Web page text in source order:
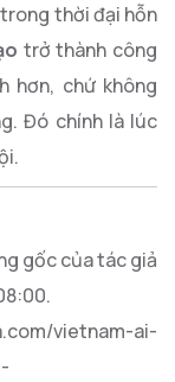
thời đại hỗn
trở thành công
hơn, chứ không
Đó chính là lúc
gốc của tác giả
vietnam-ai-